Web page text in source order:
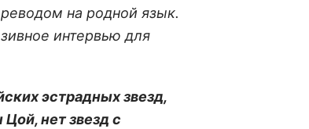
на родной язык.
интервью для
эстрадных звезд,
нет звезд с